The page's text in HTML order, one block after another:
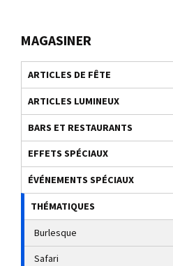
MAGASINER
ARTICLES DE FÊTE
ARTICLES LUMINEUX
BARS ET RESTAURANTS
EFFETS SPÉCIAUX
ÉVÉNEMENTS SPÉCIAUX
THÉMATIQUES
Burlesque
Safari